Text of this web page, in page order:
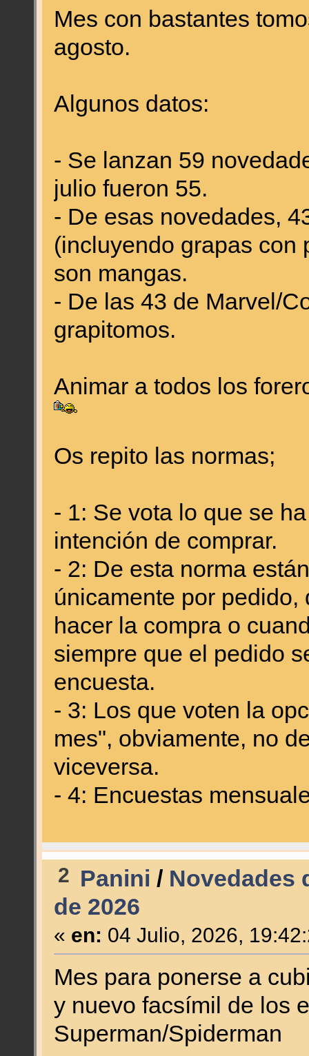
Mes con bastantes
agosto.
Algunos datos:
- Se lanzan 59
julio fueron 55.
- De esas novedades,
(incluyendo grapas con
son mangas.
- De las 43 de Marvel/
grapitomos.
Animar a todos los
Os repito las normas;
- 1: Se vota lo que se
intención de comprar.
- 2: De esta norma
únicamente por
hacer la compra o
siempre que el pedido
encuesta.
- 3: Los que voten la
mes", obviamente, no
viceversa.
- 4: Encuestas
2 Panini / Novedades
de 2026
« en: 04 Julio, 2026,
Mes para ponerse a
y nuevo facsímil de los
Superman/Spiderman